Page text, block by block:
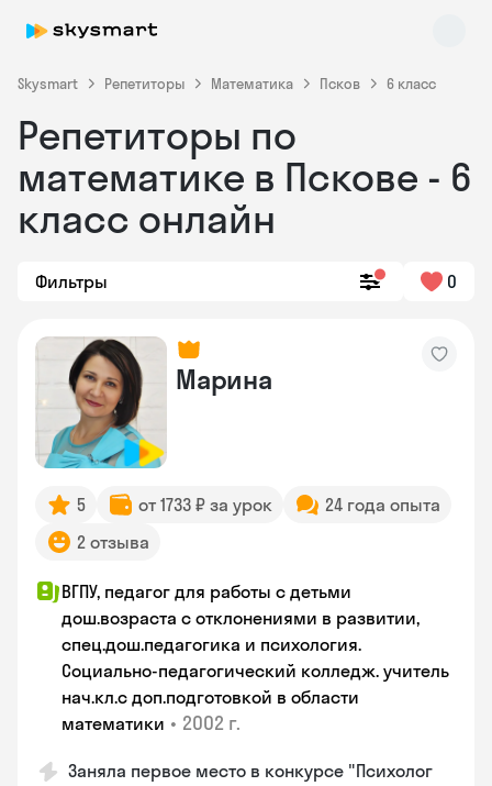
Skysmart Репетиторы Математика Псков 6 класс
Репетиторы по
математике в Пскове - 6
класс онлайн
Фильтры 0
Марина
5 от 1733 ₽ за урок
24 года опыта
2 отзыва
ВГПУ, педагог для работы с детьми
дош.возраста с отклонениями в развитии,
спец.дош.педагогика и психология.
Социально-педагогический колледж. учитель
нач.кл.с доп.подготовкой в области
математики • 2002 г.
Заняла первое место в конкурсе "Психолог
Skysmart Chat